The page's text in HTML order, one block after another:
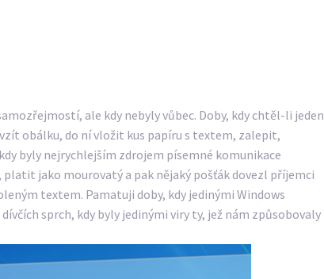
ale kdy nebyly vůbec. Doby, kdy chtěl-li jeden
obálku, do ní vložit kus papíru s textem, zalepit,
byly nejrychlejším zdrojem písemné komunikace
jako mourovatý a pak nějaký pošťák dovezl příjemci
textem. Pamatuji doby, kdy jedinými Windows
sprch, kdy byly jedinými viry ty, jež nám způsobovaly